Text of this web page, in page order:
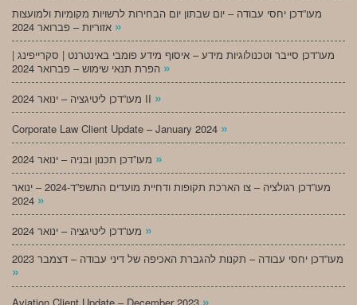
מעו”דכן יחסי עבודה – יום שבתון יום הבחירות לרשויות מקומיות ולמועצות
»
מעו”דכן סייבר וטכנולוגיות מידע – איסוף מידע פומבי באינטרנט | סקרייפינג |
»
מעו”דכן ליטיגציה – ינואר 2024 II »
Corporate Law Client Update – January 2024 »
»
מעו”דכן רגולציה – צו הארכת תקופות ודחיית מועדים התשפ”ד-2024 – ינואר
»
»
מעו”דכן יחסי עבודה – תקנות להגברת האכיפה של דיני עבודה – דצמבר 2023
»